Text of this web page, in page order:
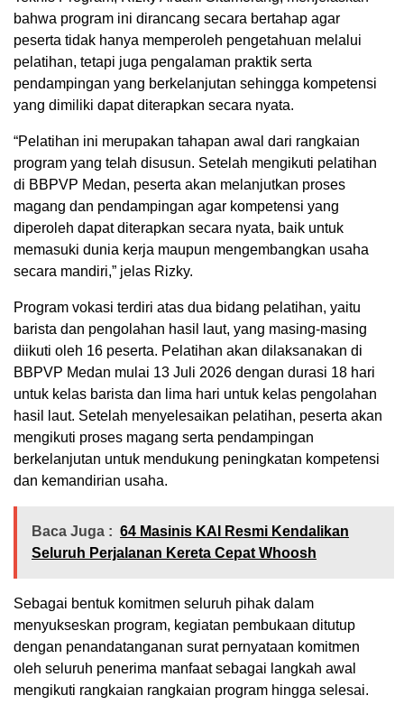
bahwa program ini dirancang secara bertahap agar
peserta tidak hanya memperoleh pengetahuan melalui
pelatihan, tetapi juga pengalaman praktik serta
pendampingan yang berkelanjutan sehingga kompetensi
yang dimiliki dapat diterapkan secara nyata.
“Pelatihan ini merupakan tahapan awal dari rangkaian
program yang telah disusun. Setelah mengikuti pelatihan
di BBPVP Medan, peserta akan melanjutkan proses
magang dan pendampingan agar kompetensi yang
diperoleh dapat diterapkan secara nyata, baik untuk
memasuki dunia kerja maupun mengembangkan usaha
secara mandiri,” jelas Rizky.
Program vokasi terdiri atas dua bidang pelatihan, yaitu
barista dan pengolahan hasil laut, yang masing-masing
diikuti oleh 16 peserta. Pelatihan akan dilaksanakan di
BBPVP Medan mulai 13 Juli 2026 dengan durasi 18 hari
untuk kelas barista dan lima hari untuk kelas pengolahan
hasil laut. Setelah menyelesaikan pelatihan, peserta akan
mengikuti proses magang serta pendampingan
berkelanjutan untuk mendukung peningkatan kompetensi
dan kemandirian usaha.
Baca Juga : 64 Masinis KAI Resmi Kendalikan
Seluruh Perjalanan Kereta Cepat Whoosh
Sebagai bentuk komitmen seluruh pihak dalam
menyukseskan program, kegiatan pembukaan ditutup
dengan penandatanganan surat pernyataan komitmen
oleh seluruh penerima manfaat sebagai langkah awal
mengikuti rangkaian rangkaian program hingga selesai.